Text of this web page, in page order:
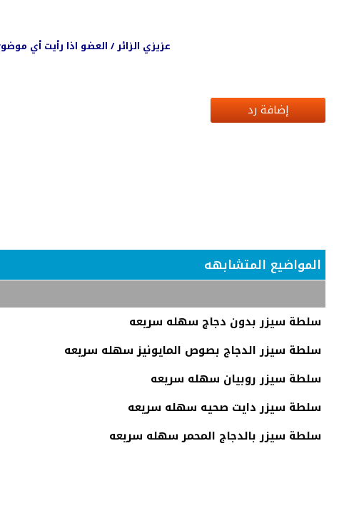
عزيزي الزائر / العضو اذا رأيت أي
إضافة رد
المواضيع المتشابهه
سلطة سيزر بدون دجاج سهله سريعه
سلطة سيزر الدجاج بصوص المايونيز سهله سريعه
سلطة سيزر روبيان سهله سريعه
سلطة سيزر دايت صحيه سهله سريعه
سلطة سيزر بالدجاج المحمر سهله سريعه